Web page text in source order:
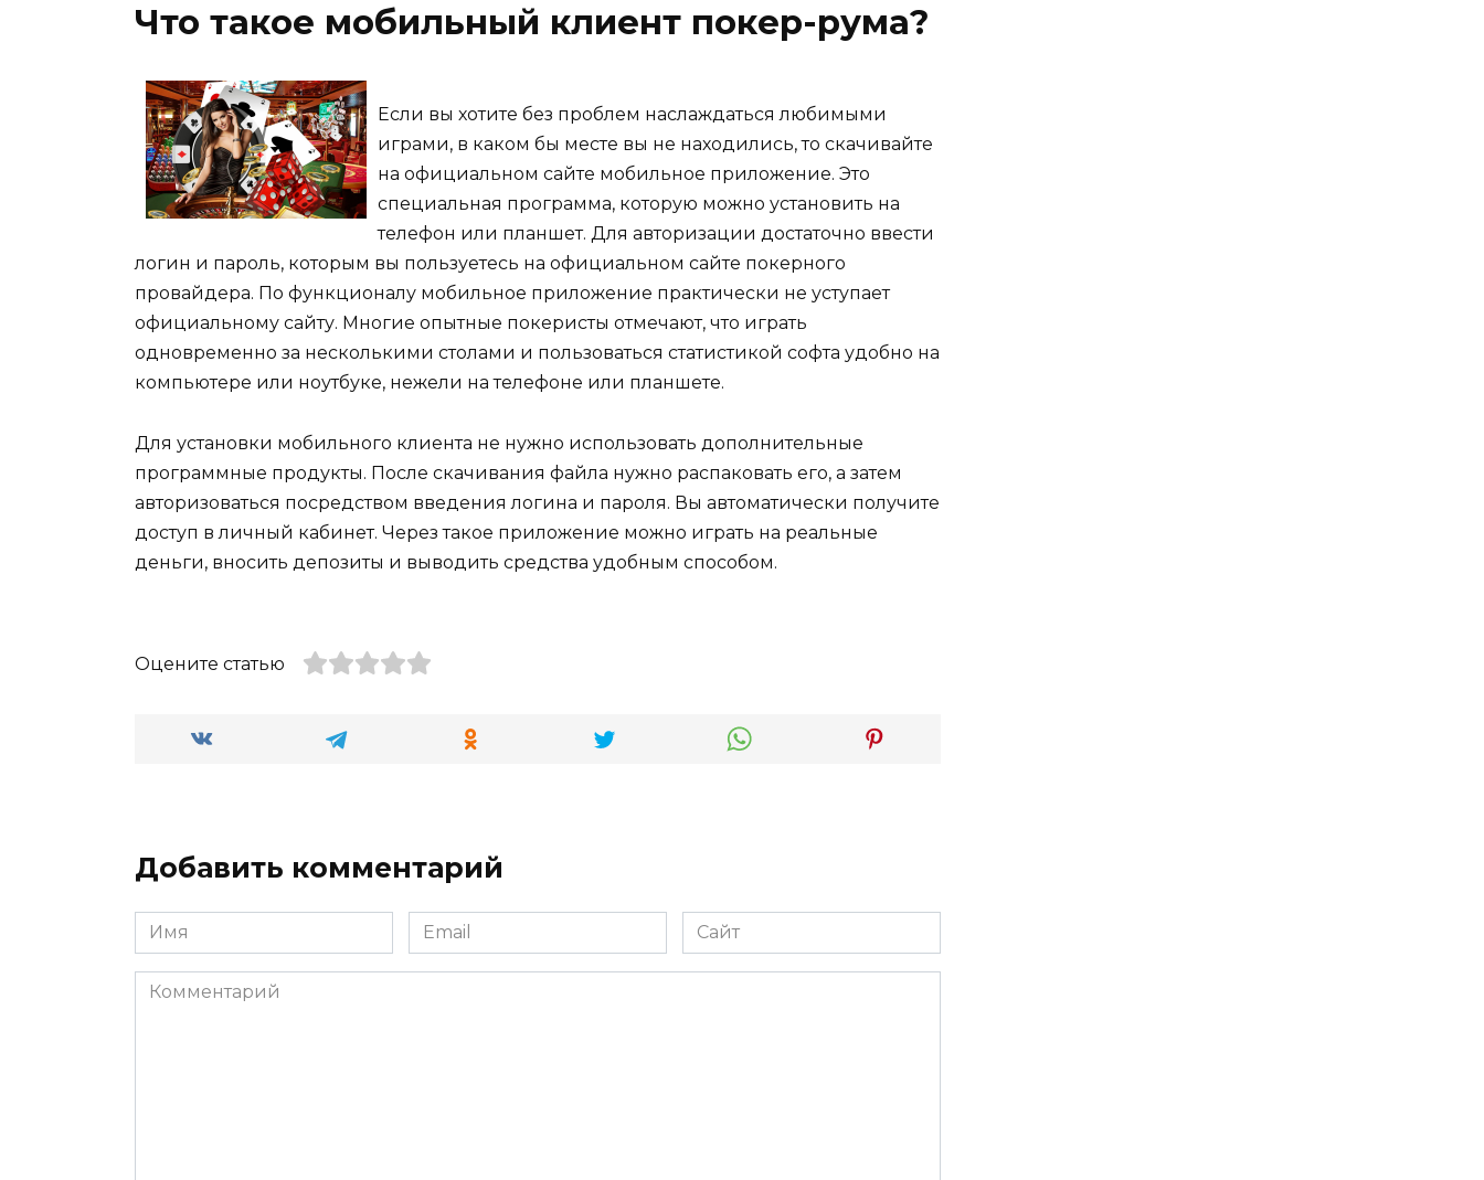
Что такое мобильный клиент покер-рума?
Если вы хотите без проблем наслаждаться любимыми
играми, в каком бы месте вы не находились, то скачивайте
на официальном сайте мобильное приложение. Это
специальная программа, которую можно установить на
телефон или планшет. Для авторизации достаточно ввести
логин и пароль, которым вы пользуетесь на официальном сайте покерного
провайдера. По функционалу мобильное приложение практически не уступает
официальному сайту. Многие опытные покеристы отмечают, что играть
одновременно за несколькими столами и пользоваться статистикой софта удобно на
компьютере или ноутбуке, нежели на телефоне или планшете.
Для установки мобильного клиента не нужно использовать дополнительные
программные продукты. После скачивания файла нужно распаковать его, а затем
авторизоваться посредством введения логина и пароля. Вы автоматически получите
доступ в личный кабинет. Через такое приложение можно играть на реальные
деньги, вносить депозиты и выводить средства удобным способом.
Оцените статью
Добавить комментарий
Имя
*
Email
*
Сайт
Комментарий